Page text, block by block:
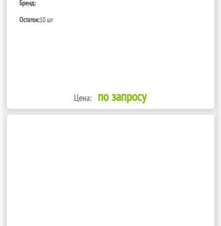
Бренд:
Остаток:10 шт
Цена: по запросу